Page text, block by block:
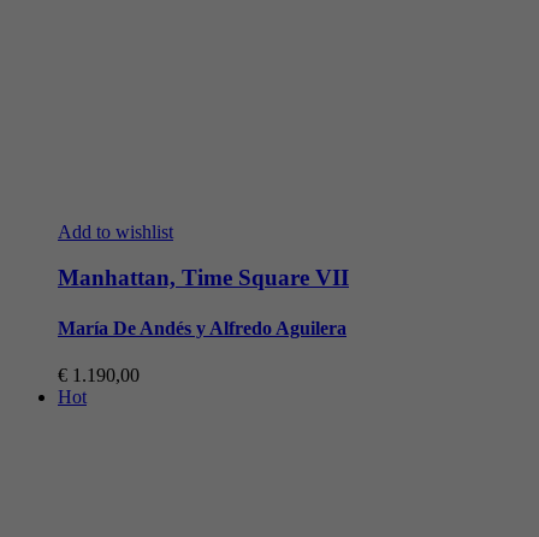
Add to wishlist
Manhattan, Time Square VII
María De Andés y Alfredo Aguilera
€ 1.190,00
Hot